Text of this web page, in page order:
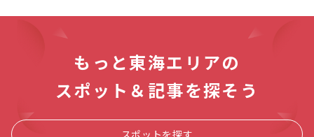
もっと東海エリアの
スポット＆記事を探そう